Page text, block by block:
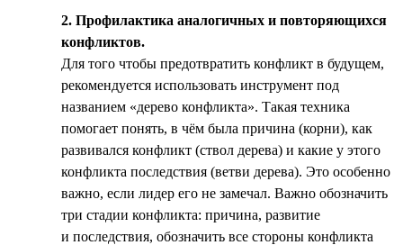
2. Профилактика аналогичных и повторяющихся
конфликтов.
Для того чтобы предотвратить конфликт в будущем,
рекомендуется использовать инструмент под
названием «дерево конфликта». Такая техника
помогает понять, в чём была причина (корни), как
развивался конфликт (ствол дерева) и какие у этого
конфликта последствия (ветви дерева). Это особенно
важно, если лидер его не замечал. Важно обозначить
три стадии конфликта: причина, развитие
и последствия, обозначить все стороны конфликта